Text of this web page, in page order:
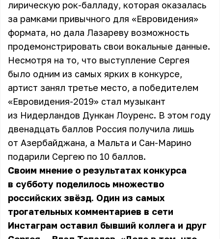
лирическую рок-балладу, которая оказалась
за рамками привычного для «Евровидения»
формата, но дала Лазареву возможность
продемонстрировать свои вокальные данные.
Несмотря на то, что выступление Сергея
было одним из самых ярких в конкурсе,
артист занял третье место, а победителем
«Евровидения-2019» стал музыкант
из Нидерландов Дункан Лоуренс. В этом году
двенадцать баллов Россия получила лишь
от Азербайджана, а Мальта и Сан-Марино
подарили Сергею по 10 баллов.
Своим мнение о результатах конкурса
в субботу поделилось множество
российских звёзд. Один из самых
трогательных комментариев в сети
Инстаграм оставил бывший коллега и друг